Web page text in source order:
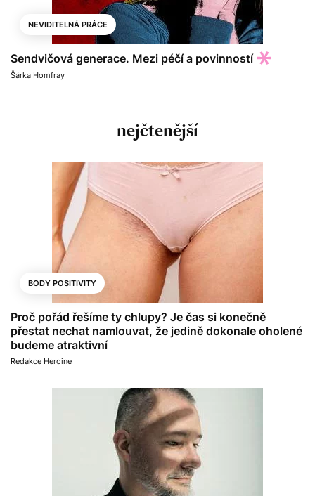
NEVIDITELNÁ PRÁCE
Sendvičová generace. Mezi péčí a povinností
Šárka Homfray
nejčtenější
BODY POSITIVITY
Proč pořád řešíme ty chlupy? Je čas si konečně
přestat nechat namlouvat, že jedině dokonale oholené
budeme atraktivní
Redakce Heroine